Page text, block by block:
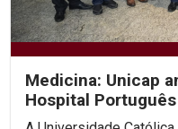
Medicina: Unicap
Hospital Português